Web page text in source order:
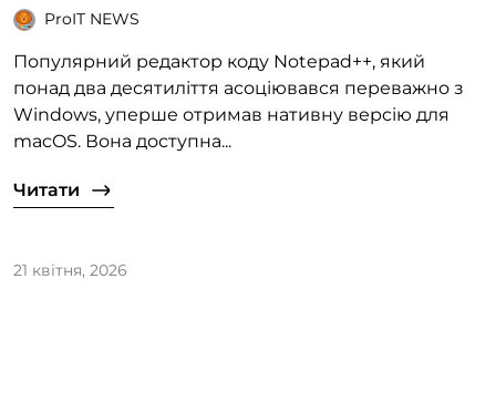
ProIT NEWS
Популярний редактор коду Notepad++, який
понад два десятиліття асоціювався переважно з
Windows, уперше отримав нативну версію для
macOS. Вона доступна...
Читати
21 квітня, 2026